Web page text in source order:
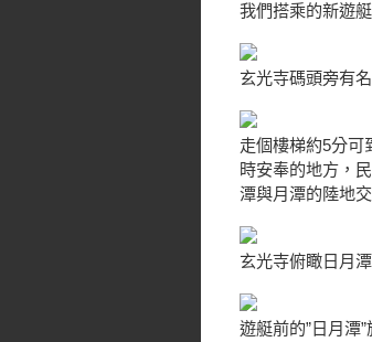
我們搭乘的新遊艇
玄光寺碼頭旁有
走個樓梯約5分可
時安奉的地方，
潭與月潭的陸地交
玄光寺俯瞰日月
遊艇前的”日月潭